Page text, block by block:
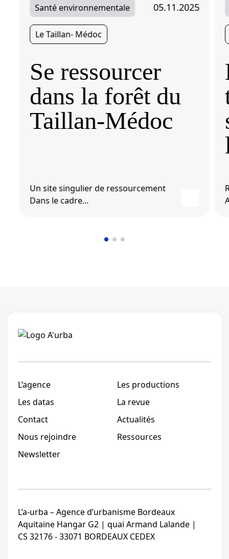
Santé environnementale 05.11.2025
Le Taillan- Médoc
Se ressourcer
dans la forêt du
Taillan-Médoc
Un site singulier de ressourcement
Dans le cadre...
L’agence
Les productions
Les datas
La revue
Contact
Actualités
Nous rejoindre
Ressources
Newsletter
L’a-urba – Agence d’urbanisme Bordeaux
Aquitaine Hangar G2 | quai Armand Lalande |
CS 32176 - 33071 BORDEAUX CEDEX